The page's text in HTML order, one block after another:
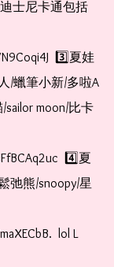
士尼卡通包括
3️⃣夏娃
/蠟筆小新/多啦A
moon/比卡
4️⃣夏
弛熊/snoopy/星
lol L